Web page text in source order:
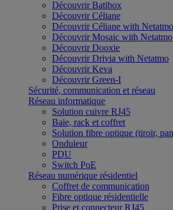
Découvrir Batibox
Découvrir Céliane
Découvrir Céliane with Netatmo
Découvrir Mosaic with Netatmo
Découvrir Dooxie
Découvrir Drivia with Netatmo
Découvrir Keva
Découvrir Green-I
Sécurité, communication et réseau
Réseau informatique
Solution cuivre RJ45
Baie, rack et coffret
Solution fibre optique (tiroir,
Onduleur
PDU
Switch PoE
Réseau numérique résidentiel
Coffret de communication
Fibre optique résidentielle
Prise et connecteur RJ45